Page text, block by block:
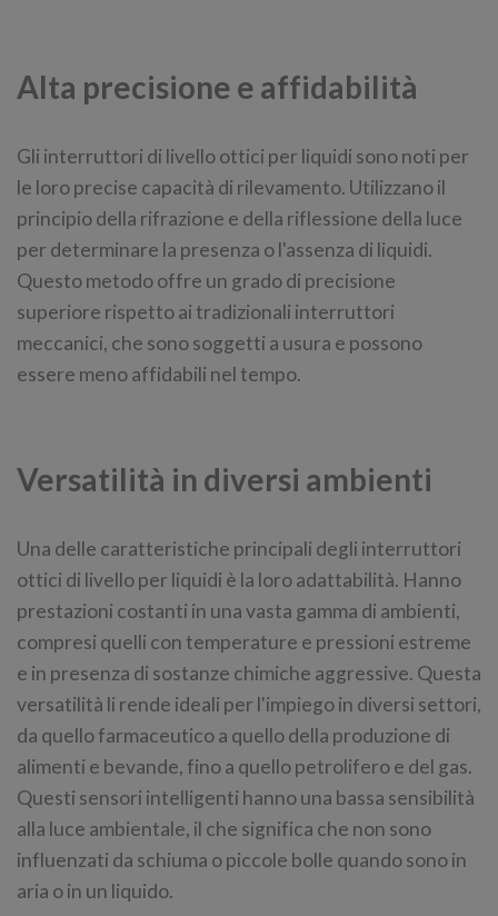
Alta precisione e affidabilità
Gli interruttori di livello ottici per liquidi sono noti per
le loro precise capacità di rilevamento. Utilizzano il
principio della rifrazione e della riflessione della luce
per determinare la presenza o l'assenza di liquidi.
Questo metodo offre un grado di precisione
superiore rispetto ai tradizionali interruttori
meccanici, che sono soggetti a usura e possono
essere meno affidabili nel tempo.
Versatilità in diversi ambienti
Una delle caratteristiche principali degli interruttori
ottici di livello per liquidi è la loro adattabilità. Hanno
prestazioni costanti in una vasta gamma di ambienti,
compresi quelli con temperature e pressioni estreme
e in presenza di sostanze chimiche aggressive. Questa
versatilità li rende ideali per l'impiego in diversi settori,
da quello farmaceutico a quello della produzione di
alimenti e bevande, fino a quello petrolifero e del gas.
Questi sensori intelligenti hanno una bassa sensibilità
alla luce ambientale, il che significa che non sono
influenzati da schiuma o piccole bolle quando sono in
aria o in un liquido.